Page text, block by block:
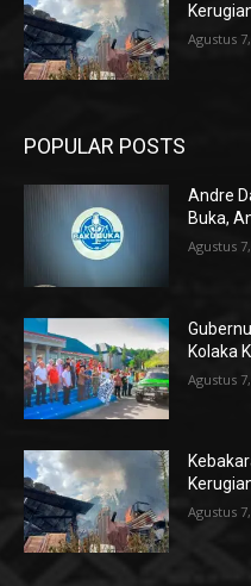
Agustus
POPULAR POSTS
Andre
Buka,
Agustus
Kolaka
Agustus
Agustus